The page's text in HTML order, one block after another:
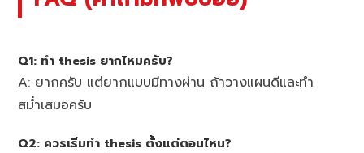
Q1: ทำ thesis ยากไหมครับ?
A: ยากครับ แต่ยากแบบมีทางผ่าน ถ้าวางแผนดีและทำ
สม่ำเสมอครับ
Q2: ควรเริ่มทำ thesis ตั้งแต่ตอนไหน?